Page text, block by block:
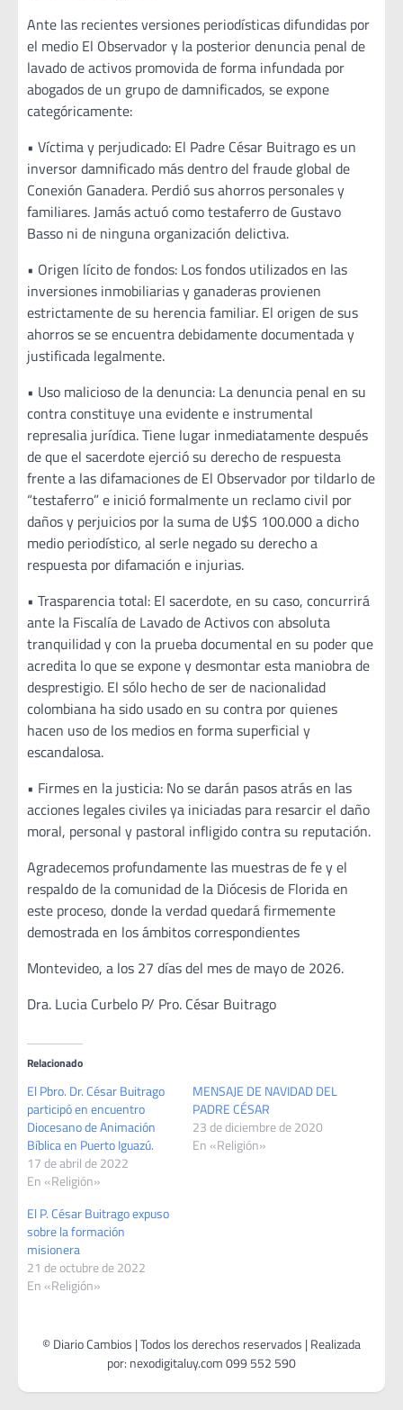
Ante las recientes versiones periodísticas difundidas por
el medio El Observador y la posterior denuncia penal de
lavado de activos promovida de forma infundada por
abogados de un grupo de damnificados, se expone
categóricamente:
• Víctima y perjudicado: El Padre César Buitrago es un
inversor damnificado más dentro del fraude global de
Conexión Ganadera. Perdió sus ahorros personales y
familiares. Jamás actuó como testaferro de Gustavo
Basso ni de ninguna organización delictiva.
• Origen lícito de fondos: Los fondos utilizados en las
inversiones inmobiliarias y ganaderas provienen
estrictamente de su herencia familiar. El origen de sus
ahorros se se encuentra debidamente documentada y
justificada legalmente.
• Uso malicioso de la denuncia: La denuncia penal en su
contra constituye una evidente e instrumental
represalia jurídica. Tiene lugar inmediatamente después
de que el sacerdote ejerció su derecho de respuesta
frente a las difamaciones de El Observador por tildarlo de
“testaferro” e inició formalmente un reclamo civil por
daños y perjuicios por la suma de U$S 100.000 a dicho
medio periodístico, al serle negado su derecho a
respuesta por difamación e injurias.
• Trasparencia total: El sacerdote, en su caso, concurrirá
ante la Fiscalía de Lavado de Activos con absoluta
tranquilidad y con la prueba documental en su poder que
acredita lo que se expone y desmontar esta maniobra de
desprestigio. El sólo hecho de ser de nacionalidad
colombiana ha sido usado en su contra por quienes
hacen uso de los medios en forma superficial y
escandalosa.
• Firmes en la justicia: No se darán pasos atrás en las
acciones legales civiles ya iniciadas para resarcir el daño
moral, personal y pastoral infligido contra su reputación.
Agradecemos profundamente las muestras de fe y el
respaldo de la comunidad de la Diócesis de Florida en
este proceso, donde la verdad quedará firmemente
demostrada en los ámbitos correspondientes
Montevideo, a los 27 días del mes de mayo de 2026.
Dra. Lucia Curbelo P/ Pro. César Buitrago
Relacionado
El Pbro. Dr. César Buitrago
participó en encuentro
Diocesano de Animación
Bíblica en Puerto Iguazú.
17 de abril de 2022
En «Religión»
MENSAJE DE NAVIDAD DEL
PADRE CÉSAR
23 de diciembre de 2020
En «Religión»
El P. César Buitrago expuso
sobre la formación
misionera
21 de octubre de 2022
En «Religión»